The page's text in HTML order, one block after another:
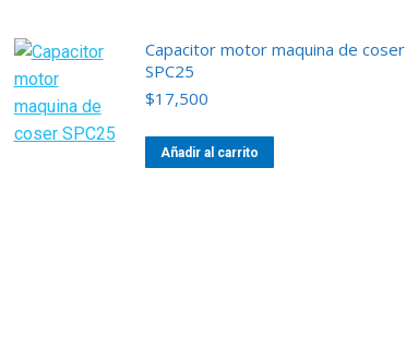
Capacitor motor maquina de coser
SPC25
$17,500
Añadir al carrito